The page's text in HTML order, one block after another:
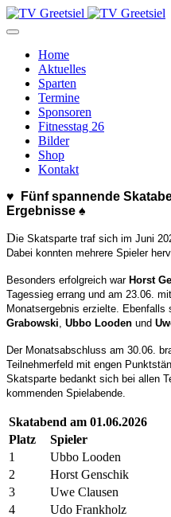
Home
Aktuelles
Sparten
Termine
Sponsoren
Fitnesstag 26
Bilder
Shop
Kontakt
♥️ Fünf spannende
Ergebnisse ♠️
Die Skatsparte traf sich im Juni
Dabei konnten mehrere Spieler
Besonders erfolgreich war Horst
Tagessieg errang und am 23.06. mit
Monatsergebnis erzielte. Ebenfalls
Grabowski, Ubbo Looden und
Der Monatsabschluss am 30.06.
Teilnehmerfeld mit engen
Skatsparte bedankt sich bei allen
kommenden Spielabende.
Skatabend am 01.06.2026
Platz
Spieler
1
Ubbo Looden
2
Horst Genschik
3
Uwe Clausen
4
Udo Frankholz